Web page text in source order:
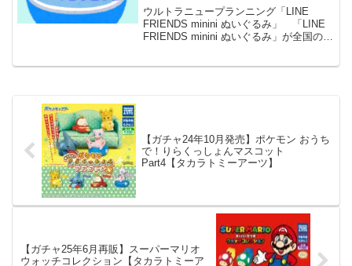
ウルトラニュープランニング「LINE
FRIENDS minini ぬいぐるみ」 「LINE
FRIENDS minini ぬいぐるみ」が全国のカ
【ガチャ24年10月発売】ポケモン おうち
で！りらくっしょんマスコット
Part4【タカラトミーアーツ】
【ガチャ25年6月再販】スーパーマリオ
ウォッチコレクション【タカラトミーア